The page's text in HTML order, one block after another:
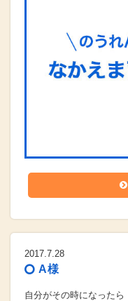
2017.7.28
A様
自分がその時になった